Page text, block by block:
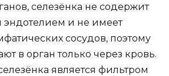
селезёнка не содержит
эндотелием и не имеет
сосудов, поэтому
в орган только через кровь.
является фильтром